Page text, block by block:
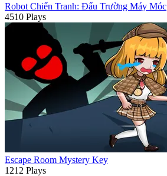
Robot Chiến Tranh: Đấu Trường Máy Móc
4510 Plays
Escape Room Mystery Key
1212 Plays